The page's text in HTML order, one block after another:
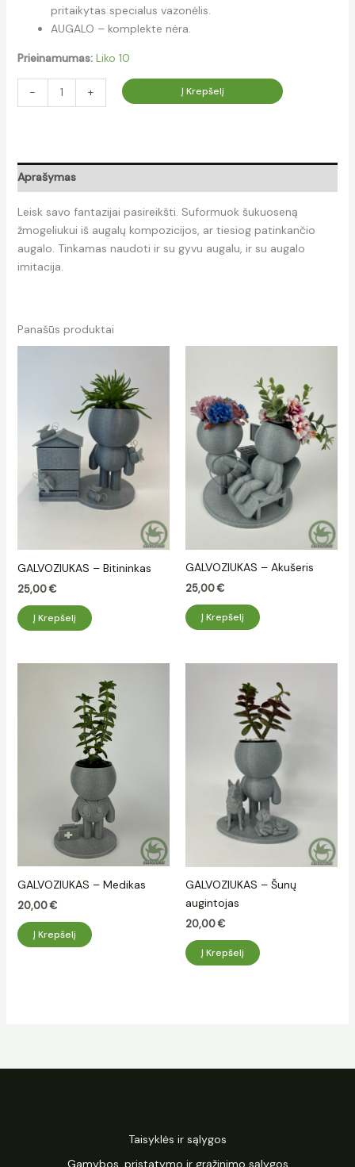
pritaikytas specialus vazonėlis.
AUGALO – komplekte nėra.
Prieinamumas: Liko 10
- + Į Krepšelį
Aprašymas
Leisk savo fantazijai pasireikšti. Suformuok šukuoseną
žmogeliukui iš augalų kompozicijos, ar tiesiog patinkančio
augalo. Tinkamas naudoti ir su gyvu augalu, ir su augalo
imitacija.
Panašūs produktai
GALVOZIUKAS – Bitininkas
25,00€
Į Krepšelį
GALVOZIUKAS – Akušeris
25,00€
Į Krepšelį
GALVOZIUKAS – Medikas
20,00€
Į Krepšelį
GALVOZIUKAS – Šunų
augintojas
20,00€
Į Krepšelį
Taisyklės ir sąlygos
Gamybos, pristatymo ir grąžinimo sąlygos